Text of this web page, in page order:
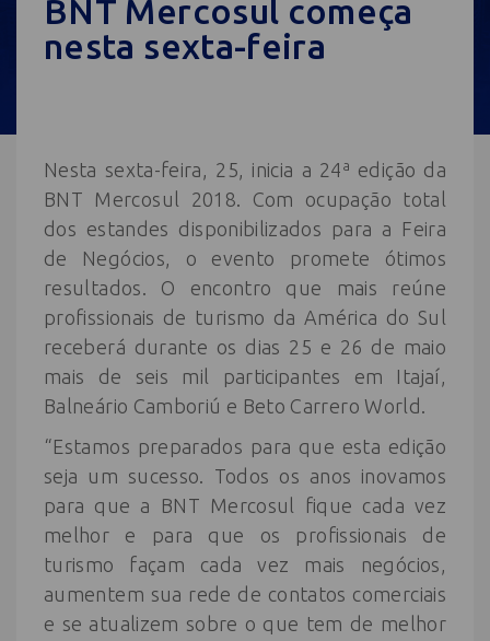
BNT Mercosul começa
nesta sexta-feira
Nesta sexta-feira, 25, inicia a 24ª edição da
BNT Mercosul 2018. Com ocupação total
dos estandes disponibilizados para a Feira
de Negócios, o evento promete ótimos
resultados. O encontro que mais reúne
profissionais de turismo da América do Sul
receberá durante os dias 25 e 26 de maio
mais de seis mil participantes em Itajaí,
Balneário Camboriú e Beto Carrero World.
“Estamos preparados para que esta edição
seja um sucesso. Todos os anos inovamos
para que a BNT Mercosul fique cada vez
melhor e para que os profissionais de
turismo façam cada vez mais negócios,
aumentem sua rede de contatos comerciais
e se atualizem sobre o que tem de melhor